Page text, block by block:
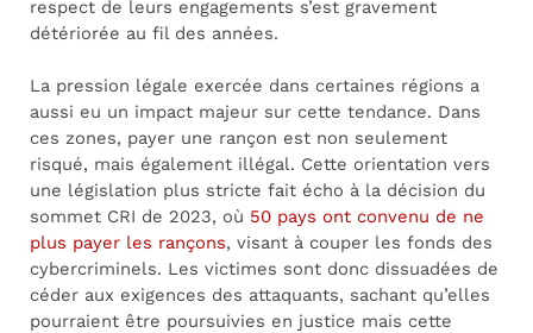
respect de leurs engagements s’est gravement
détériorée au fil des années.
La pression légale exercée dans certaines régions a
aussi eu un impact majeur sur cette tendance. Dans
ces zones, payer une rançon est non seulement
risqué, mais également illégal. Cette orientation vers
une législation plus stricte fait écho à la décision du
sommet CRI de 2023, où 50 pays ont convenu de ne
plus payer les rançons, visant à couper les fonds des
cybercriminels. Les victimes sont donc dissuadées de
céder aux exigences des attaquants, sachant qu’elles
pourraient être poursuivies en justice mais cette